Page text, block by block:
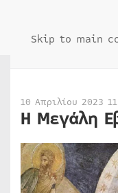
Skip to main
10 Απριλίου 2023
Η Μεγάλη